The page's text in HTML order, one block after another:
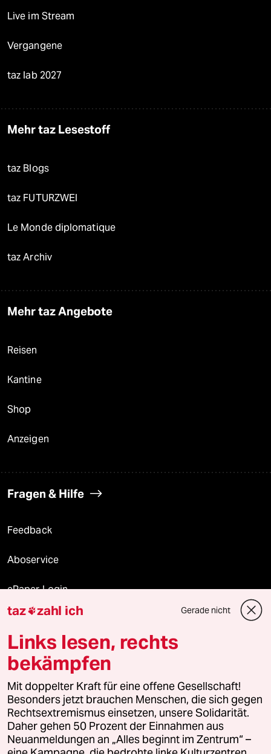
Live im Stream
Vergangene
taz lab 2027
Mehr taz Lesestoff
taz Blogs
taz FUTURZWEI
Le Monde diplomatique
taz Archiv
Mehr taz Angebote
Reisen
Kantine
Shop
Anzeigen
Fragen & Hilfe
Feedback
Aboservice
ePaper Login
Downloads für Abonnierende
© 2026 taz Verlags und Vertriebs GmbH
Alle Rechte vorbehalten. Bei rechtlichen Fragen oder für Genehmigungen
wenden Sie sich bitte an
lizenzen@taz.de
Feedback Redaktionsstatut Kommune-Richtlinien
taz zahl ich Gerade nicht
Links lesen, rechts
bekämpfen
Mit doppelter Kraft für eine offene Gesellschaft!
Besonders jetzt brauchen Menschen, die sich gegen
Rechtsextremismus einsetzen, unsere Solidarität.
Daher gehen 50 Prozent der Einnahmen aus
Neuanmeldungen an „Alles beginnt im Zentrum“ –